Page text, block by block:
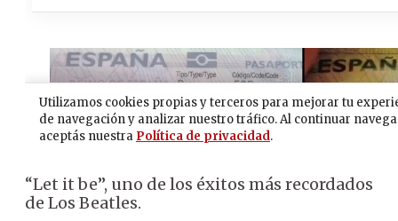
“Let it be”, uno de los éxitos más recordados
de Los Beatles.